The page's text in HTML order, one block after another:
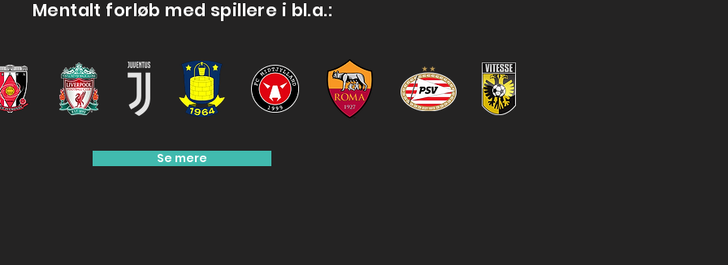
Mentalt forløb med spillere i bl.a.:
Se mere